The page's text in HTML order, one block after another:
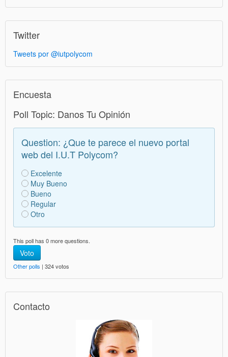
Twitter
Tweets por @iutpolycom
Encuesta
Poll Topic: Danos Tu Opinión
Question: ¿Que te parece el nuevo portal
web del I.U.T Polycom?
Excelente
Muy Bueno
Bueno
Regular
Otro
This poll has 0 more questions.
Voto
Other polls | 324 votos
Contacto